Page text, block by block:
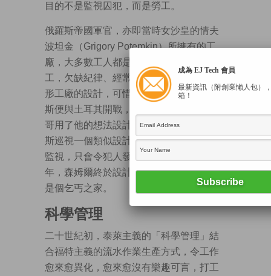
目的不是監視囚犯，而是勞工。
俄羅斯帝國軍官，亦即當時女沙皇的情夫
波坦金（Grigory Potemkin）所擁有的工
廠，大多數工人都是來自不同地區的農民
工，欠缺紀律、經常吵鬧。森姆爾想出環
形工廠的設計，可惜，工廠未建成，俄羅
斯便與土耳其開戰，森姆爾返英國。他哥
哥用了他的想法設計監獄。1842年，狄更
斯巡視一個類似設計的監獄後感嘆：如此
監視，只會令犯人發瘋（insane）。1797
年，森姆爾終於設計了一個環形建築，卻
是個乞丐之家。
科學管理
二十世紀初，泰萊主義的「科學管理」結
合福特主義的流水作業生產方式，令工作
愈來愈異化，愈來愈沒有樂趣可言，打工
成為 EJ Tech 會員
最新資訊（附創業懶人包）
箱！